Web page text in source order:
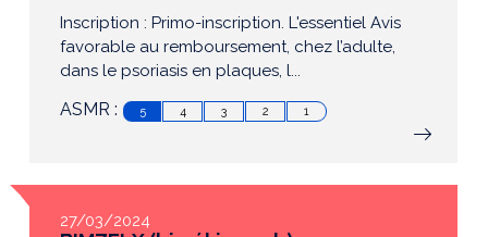
Inscription : Primo-inscription. L'essentiel Avis
favorable au remboursement, chez l’adulte,
dans le psoriasis en plaques, l...
ASMR : 5 4 3 2 1
27/03/2024